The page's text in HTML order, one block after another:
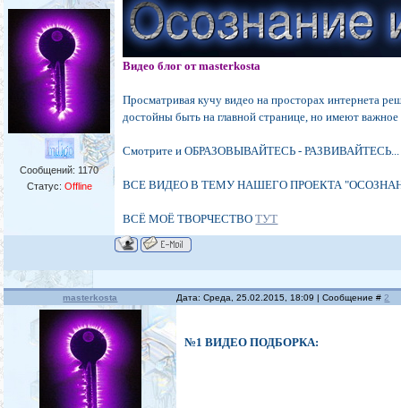
Сообщений: 1170
Статус: Offline
Видео блог от masterkosta
Просматривая кучу видео на просторах интернета
достойны быть на главной странице, но имеют
Смотрите и ОБРАЗОВЫВАЙТЕСЬ - РАЗВИВАЙТЕСЬ...
ВСЕ ВИДЕО В ТЕМУ НАШЕГО ПРОЕКТА
ВСЁ МОЁ ТВОРЧЕСТВОТУТ
masterkosta Дата: Среда, 25.02.2015, 18:09 | Сообщение #2
№1 ВИДЕО ПОДБОРКА: